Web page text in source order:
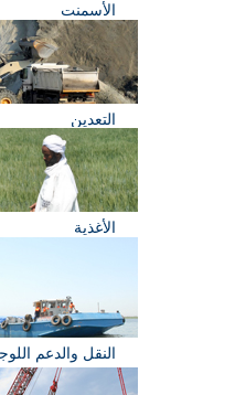
الأسمنت
التعدين
الأغذية
النقل والدعم